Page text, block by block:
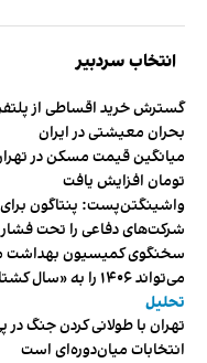
انتخاب سردبیر
گسترش خرید اقساطی از
بحران معیشتی در ایران
تومان افزایش یافت
واشینگتن‌پست: پنتاگون
شرکت‌های دفاعی را تحت
سخنگوی کمیسیون بهداشت
می‌تواند ۱۴۰۶ را به «سال کشتار بیماران» تبدیل کند
تحلیل
تهران با طولانی کردن جنگ در
انتخابات میان‌دوره‌ای است